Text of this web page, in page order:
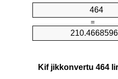
=
Kif jikkonvertu 464